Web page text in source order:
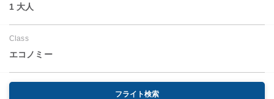
1 大人
Class
エコノミー
フライト検索